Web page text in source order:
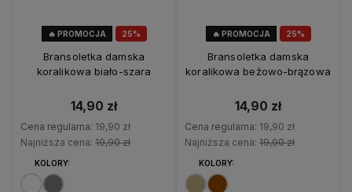
25%
🔥 PROMOCJA
Bransoletka damska
koralikowa biało-szara
14,90 zł
Cena regularna: 19,90 zł
Najniższa cena: 19,90 zł
KOLORY:
25%
🔥 PROMOCJA
Bransoletka damska
koralikowa beżowo-brązowa
14,90 zł
Cena regularna: 19,90 zł
Najniższa cena: 19,90 zł
KOLORY: